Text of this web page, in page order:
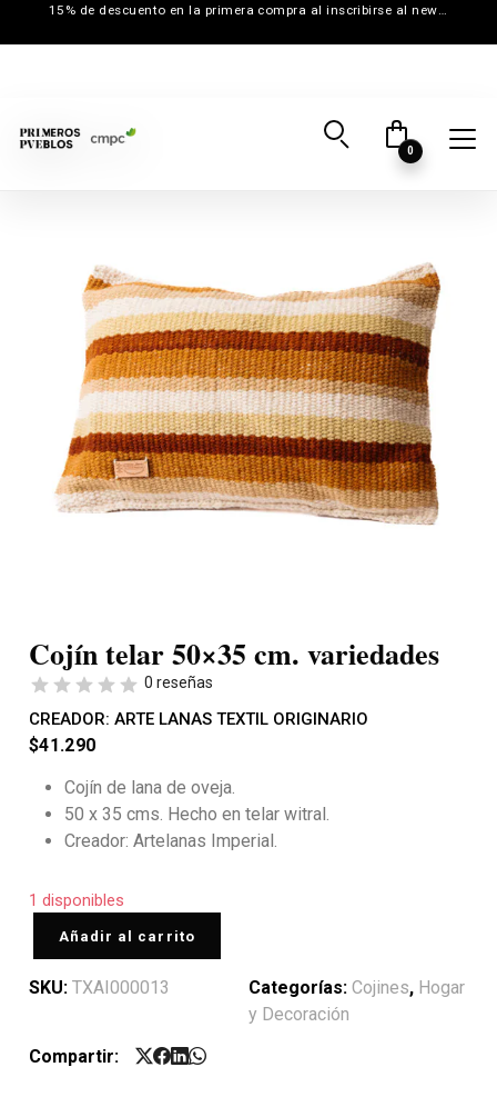
15% de descuento en la primera compra al inscribirse al newsletter
0
Cojín telar 50×35 cm. variedades
0 reseñas
CREADOR: ARTE LANAS TEXTIL ORIGINARIO
$41.290
Cojín de lana de oveja.
50 x 35 cms. Hecho en telar witral.
Creador: Artelanas Imperial.
1 disponibles
Añadir al carrito
SKU: TXAI000013 Categorías: Cojines, Hogar
y Decoración
Compartir: